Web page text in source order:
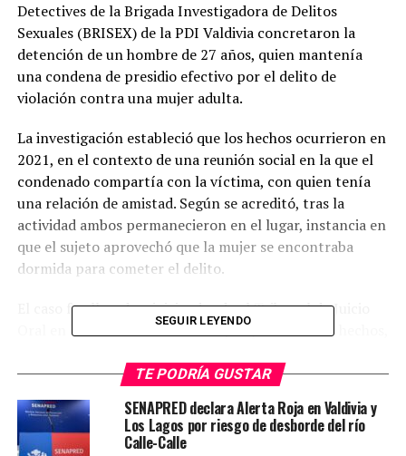
Detectives de la Brigada Investigadora de Delitos
Sexuales (BRISEX) de la PDI Valdivia concretaron la
detención de un hombre de 27 años, quien mantenía
una condena de presidio efectivo por el delito de
violación contra una mujer adulta.
La investigación estableció que los hechos ocurrieron en
2021, en el contexto de una reunión social en la que el
condenado compartía con la víctima, con quien tenía
una relación de amistad. Según se acreditó, tras la
actividad ambos permanecieron en el lugar, instancia en
que el sujeto aprovechó que la mujer se encontraba
dormida para cometer el delito.
El caso fue llevado a juicio, donde el Tribunal de Juicio
Oral en lo Penal de Valdivia dio por probados los hechos,
efectiva.
Tras su detención, el condenado fue entregado a
Gendarmería de Chile para el cumplimiento de la pena
SEGUIR LEYENDO
TE PODRÍA GUSTAR
SENAPRED declara Alerta Roja en Valdivia y
Los Lagos por riesgo de desborde del río
Calle-Calle